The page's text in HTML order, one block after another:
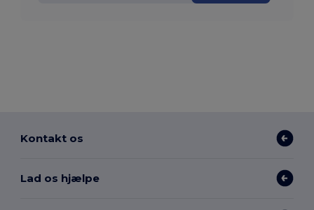
Kontakt os
Lad os hjælpe